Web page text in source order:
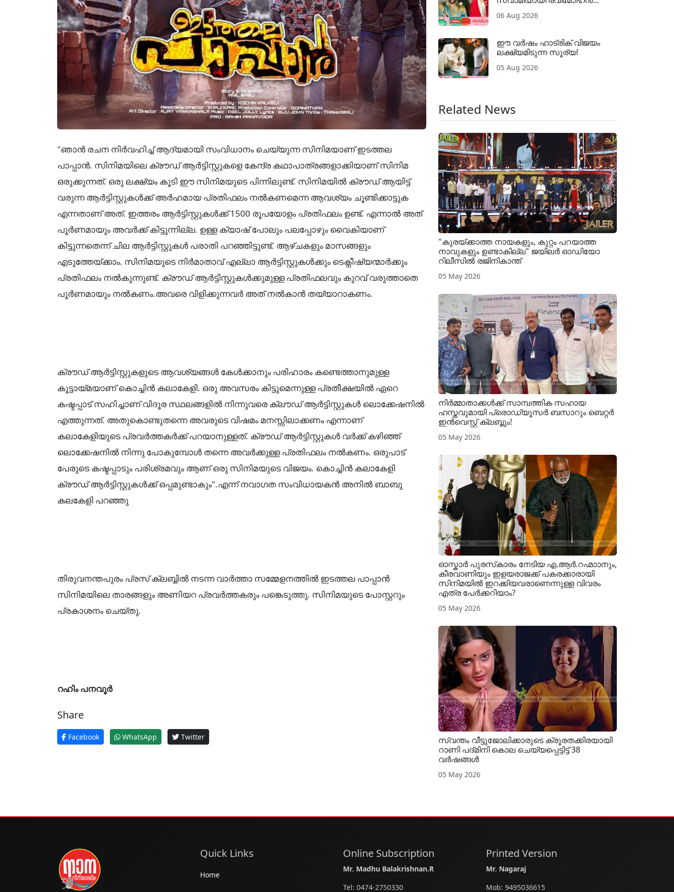
"ഞാൻ രചന നിർവഹിച്ച് ആദ്യമായി സംവിധാനം ചെയ്യുന്ന സിനിമയാണ് ഇടത്തല
പാപ്പാൻ. സിനിമയിലെ ക്രൗഡ് ആർട്ടിസ്റ്റുകളെ കേന്ദ്ര കഥാപാത്രങ്ങളാക്കിയാണ് സിനിമ
ഒരുക്കുന്നത്. ഒരു ലക്ഷ്യം കൂടി ഈ സിനിമയുടെ പിന്നിലുണ്ട്. സിനിമയിൽ ക്രൗഡ് ആയിട്ട്
വരുന്ന ആർട്ടിസ്റ്റുകൾക്ക് അർഹമായ പ്രതിഫലം നൽകണമെന്ന ആവശ്യം ചൂണ്ടിക്കാട്ടുക
എന്നതാണ് അത്. ഇത്തരം ആർട്ടിസ്റ്റുകൾക്ക് 1500 രൂപയോളം പ്രതിഫലം ഉണ്ട്. എന്നാൽ അത്
പൂർണമായും അവർക്ക് കിട്ടുന്നില്ല. ഉള്ള ക്യാഷ് പോലും പലപ്പോഴും വൈകിയാണ്
കിട്ടുന്നതെന്ന് ചില ആർട്ടിസ്റ്റുകൾ പരാതി പറഞ്ഞിട്ടുണ്ട്. ആഴ്ചകളും മാസങ്ങളും
എടുത്തേയ്ക്കാം. സിനിമയുടെ നിർമാതാവ് എല്ലാ ആർട്ടിസ്റ്റുകൾക്കും ടെക്നീഷ്യന്മാർക്കും
പ്രതിഫലം നൽകുന്നുണ്ട്. ക്രൗഡ് ആർട്ടിസ്റ്റുകൾക്കുമുള്ള പ്രതിഫലവും കുറവ് വരുത്താതെ
പൂർണമായും നൽകണം.അവരെ വിളിക്കുന്നവർ അത് നൽകാൻ തയ്യാറാകണം.
ക്രൗഡ് ആർട്ടിസ്റ്റുകളുടെ ആവശ്യങ്ങൾ കേൾക്കാനും പരിഹാരം കണ്ടെത്താനുമുള്ള
കൂട്ടായ്മയാണ് കൊച്ചിൻ കലാകേളി. ഒരു അവസരം കിട്ടുമെന്നുള്ള പ്രതീക്ഷയിൽ ഏറെ
കഷ്ടപ്പാട് സഹിച്ചാണ് വിദൂര സ്ഥലങ്ങളിൽ നിന്നുവരെ ക്ലൗഡ് ആർട്ടിസ്റ്റുകൾ ലൊക്കേഷനിൽ
എത്തുന്നത്. അതുകൊണ്ടുതന്നെ അവരുടെ വിഷമം മനസ്സിലാക്കണം എന്നാണ്
കലാകേളിയുടെ പ്രവർത്തകർക്ക് പറയാനുള്ളത്. ക്രൗഡ് ആർട്ടിസ്റ്റുകൾ വർക്ക് കഴിഞ്ഞ്
ലൊക്കേഷനിൽ നിന്നു പോകുമ്പോൾ തന്നെ അവർക്കുള്ള പ്രതിഫലം നൽകണം. ഒരുപാട്
പേരുടെ കഷ്ടപ്പാടും പരിശ്രമവും ആണ് ഒരു സിനിമയുടെ വിജയം. കൊച്ചിൻ കലാകേളി
ക്രൗഡ് ആർട്ടിസ്റ്റുകൾക്ക് ഒപ്പമുണ്ടാകും".എന്ന് നവാഗത സംവിധായകൻ അനിൽ ബാബു
കലകേളി പറഞ്ഞു
തിരുവനന്തപുരം പ്രസ് ക്ലബ്ബിൽ നടന്ന വാർത്താ സമ്മേളനത്തിൽ ഇടത്തല പാപ്പാൻ
സിനിമയിലെ താരങ്ങളും അണിയറ പ്രവർത്തകരും പങ്കെടുത്തു. സിനിമയുടെ പോസ്റ്ററും
പ്രകാശനം ചെയ്തു.
റഹിം പനവൂർ
Share
Facebook WhatsApp Twitter
06 Aug 2026
ഈ വർഷം ഹാട്രിക് വിജയം
ലക്ഷ്യമിടുന്ന സൂര്യ!
05 Aug 2026
Related News
"കുരയ്ക്കാത്ത നായകളും, കുറ്റം പറയാത്ത
നാവുകളും ഉണ്ടാകില്ല" ജയിലർ ഓഡിയോ
റിലീസിൽ രജിനികാന്ത്
05 May 2026
നിർമ്മാതാക്കൾക്ക് സാമ്പത്തിക സഹായ
ഹസ്തവുമായി പ്രൊഡ്യൂസർ ബസാറും ബെറ്റർ
ഇൻവെസ്റ്റ് ക്ലബ്ബും!
05 May 2026
ഓസ്കാർ പുരസ്‌കാരം നേടിയ എ.ആർ.റഹ്മാാനും,
കീരവാണിയും ഇളയരാജക്ക് പകരക്കാരായി
സിനിമയിൽ ഇറക്കിയവരാണെന്നുള്ള വിവരം
എത്ര പേർക്കറിയാം?
05 May 2026
സ്വന്തം വീട്ടുജോലിക്കാരുടെ ക്രൂരതക്കിരയായി
റാണി പദ്മിനി കൊല ചെയ്യപ്പെട്ടിട്ട് 38
വർഷങ്ങൾ
05 May 2026
Quick Links
Home
Online Subscription
Mr. Madhu Balakrishnan.R
Tel: 0474-2750330
Printed Version
Mr. Nagaraj
Mob: 9495036615